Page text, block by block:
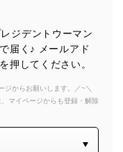
ジデントウーマン
届く♪ メールアド
押してください。
からお願いします。／~＼
マイページからも登録・解除